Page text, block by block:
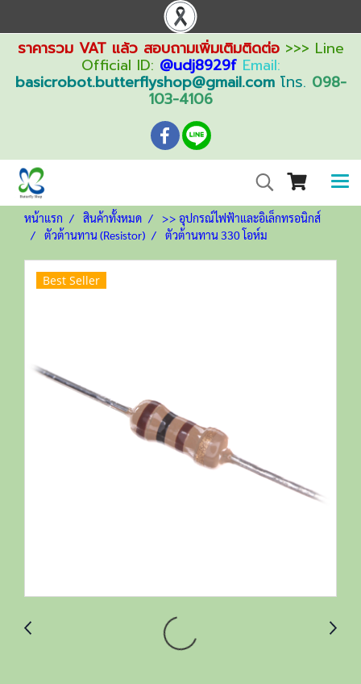
ราคารวม VAT แล้ว สอบถามเพิ่มเติมติดต่อ>>> Line
Official ID: @udj8929f Email:
basicrobot.butterflyshop@gmail.comโทร. 098-
103-4106
หน้าแรก สินค้าทั้งหมด
>> อุปกรณ์ไฟฟ้าและอิเล็กทรอนิกส์
ตัวต้านทาน (Resistor)
ตัวต้านทาน 330 โอห์ม
Best Seller